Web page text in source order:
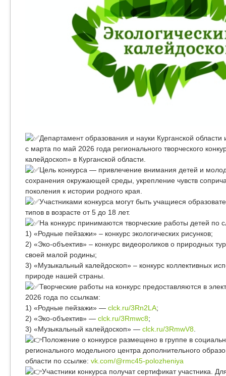
Департамент образования и науки Курганской
с марта по май 2026 года регионального творческого
калейдоскоп» в Курганской области.
Цель конкурса — привлечение внимания детей и
сохранения окружающей среды, укрепление чувств
поколения к истории родного края.
Участниками конкурса могут быть учащиеся
типов в возрасте от 5 до 18 лет.
На конкурс принимаются творческие работы детей
1) «Родные пейзажи» – конкурс экологических рисунков;
2) «Эко-объектив» – конкурс видеороликов о природных
своей малой родины;
3) «Музыкальный калейдоскоп» – конкурс коллективных
природе нашей страны.
Творческие работы на конкурс предоставляются в
2026 года по ссылкам:
1) «Родные пейзажи» — clck.ru/3Rn2LA;
2) «Эко-объектив» — clck.ru/3Rmwc8;
3) «Музыкальный калейдоскоп» — clck.ru/3RmwV8
Положение о конкурсе размещено в группе в
регионального модельного центра дополнительного
области по ссылке: vk.com/@rmc45-polozheniya
Участники конкурса получат сертификат участника.